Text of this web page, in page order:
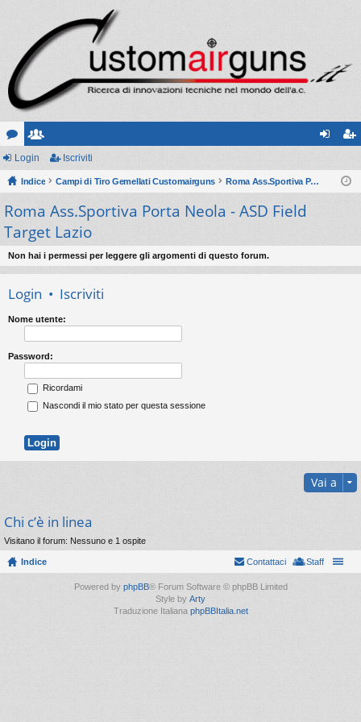
or
u
m
sc
ritt
i
riv
Login Iscriviti
Indice Campi di Tiro Gemellati Customairguns Roma Ass.Sportiva Porta Neola - ASD Field Target Lazio
Roma Ass.Sportiva Porta Neola - ASD Field
Target Lazio
Non hai i permessi per leggere gli argomenti di questo forum.
Login • Iscriviti
Nome utente:
Password:
Ricordami
Nascondi il mio stato per questa sessione
Vai a
Chi c’è in linea
Visitano il forum: Nessuno e 1 ospite
Indice Staff
Contattaci
Powered by phpBB® Forum Software © phpBB Limited
Style by Arty
Traduzione Italiana phpBBItalia.net